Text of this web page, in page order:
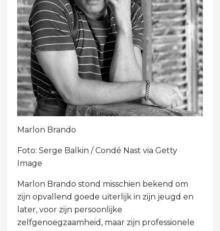
Marlon Brando
Foto: Serge Balkin / Condé Nast via Getty
Image
Marlon Brando stond misschien bekend om
zijn opvallend goede uiterlijk in zijn jeugd en
later, voor zijn persoonlijke
zelfgenoegzaamheid, maar zijn professionele